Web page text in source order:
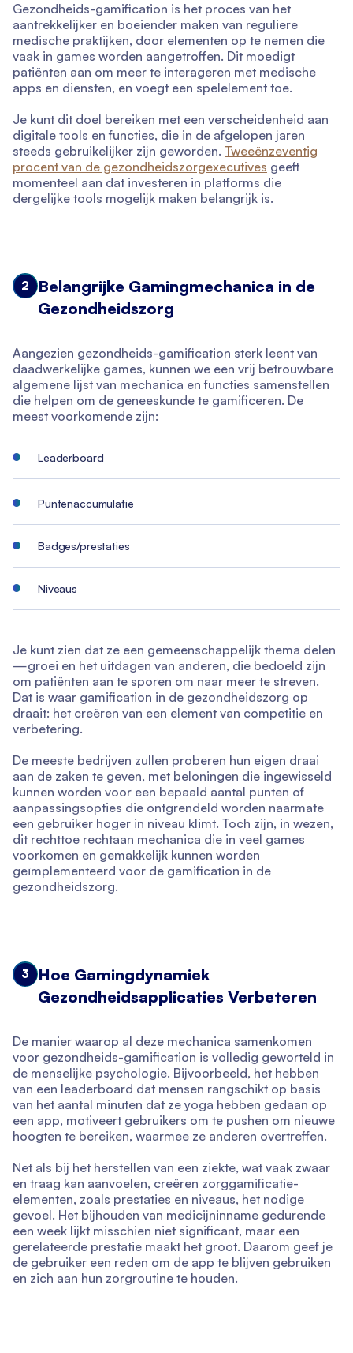
Gezondheids-gamification is het proces van het
aantrekkelijker en boeiender maken van reguliere
medische praktijken, door elementen op te nemen die
vaak in games worden aangetroffen. Dit moedigt
patiënten aan om meer te interageren met medische
apps en diensten, en voegt een spelelement toe.
Je kunt dit doel bereiken met een verscheidenheid aan
digitale tools en functies, die in de afgelopen jaren
steeds gebruikelijker zijn geworden. Tweeënzeventig
procent van de gezondheidszorgexecutives geeft
momenteel aan dat investeren in platforms die
dergelijke tools mogelijk maken belangrijk is.
2
Belangrijke Gamingmechanica in de
Gezondheidszorg
Aangezien gezondheids-gamification sterk leent van
daadwerkelijke games, kunnen we een vrij betrouwbare
algemene lijst van mechanica en functies samenstellen
die helpen om de geneeskunde te gamificeren. De
meest voorkomende zijn:
Leaderboard
Puntenaccumulatie
Badges/prestaties
Niveaus
Je kunt zien dat ze een gemeenschappelijk thema delen
—groei en het uitdagen van anderen, die bedoeld zijn
om patiënten aan te sporen om naar meer te streven.
Dat is waar gamification in de gezondheidszorg op
draait: het creëren van een element van competitie en
verbetering.
De meeste bedrijven zullen proberen hun eigen draai
aan de zaken te geven, met beloningen die ingewisseld
kunnen worden voor een bepaald aantal punten of
aanpassingsopties die ontgrendeld worden naarmate
een gebruiker hoger in niveau klimt. Toch zijn, in wezen,
dit rechttoe rechtaan mechanica die in veel games
voorkomen en gemakkelijk kunnen worden
geïmplementeerd voor de gamification in de
gezondheidszorg.
3
Hoe Gamingdynamiek
Gezondheidsapplicaties Verbeteren
De manier waarop al deze mechanica samenkomen
voor gezondheids-gamification is volledig geworteld in
de menselijke psychologie. Bijvoorbeeld, het hebben
van een leaderboard dat mensen rangschikt op basis
van het aantal minuten dat ze yoga hebben gedaan op
een app, motiveert gebruikers om te pushen om nieuwe
hoogten te bereiken, waarmee ze anderen overtreffen.
Net als bij het herstellen van een ziekte, wat vaak zwaar
en traag kan aanvoelen, creëren zorggamificatie-
elementen, zoals prestaties en niveaus, het nodige
gevoel. Het bijhouden van medicijninname gedurende
een week lijkt misschien niet significant, maar een
gerelateerde prestatie maakt het groot. Daarom geef je
de gebruiker een reden om de app te blijven gebruiken
en zich aan hun zorgroutine te houden.